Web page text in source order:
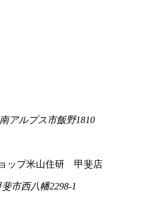
アルプス市飯野1810
ップ米山住研 甲斐店
市西八幡2298-1